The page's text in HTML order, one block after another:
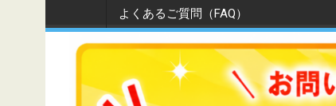
よくあるご質問（FAQ）